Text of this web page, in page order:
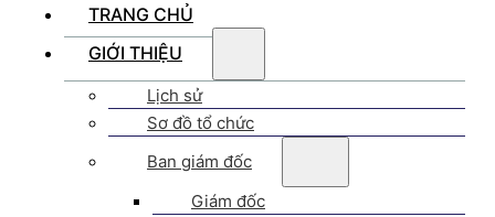
TRANG CHỦ
GIỚI THIỆU
Lịch sử
Sơ đồ tổ chức
Ban giám đốc
Giám đốc